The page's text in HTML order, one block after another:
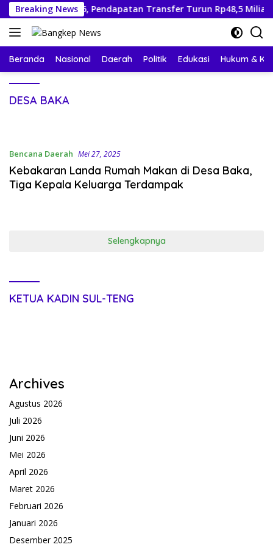
Langsung
ke
konten
Breaking News
PPAS 2026, Pendapatan Transfer Turun Rp48,5 Miliar
Beranda Nasional Daerah Politik Edukasi Hukum &
DESA BAKA
Bencana Daerah Mei 27, 2025
Kebakaran Landa Rumah Makan di Desa Baka,
Tiga Kepala Keluarga Terdampak
Selengkapnya
KETUA KADIN SUL-TENG
Archives
Agustus 2026
Juli 2026
Juni 2026
Mei 2026
April 2026
Maret 2026
Februari 2026
Januari 2026
Desember 2025